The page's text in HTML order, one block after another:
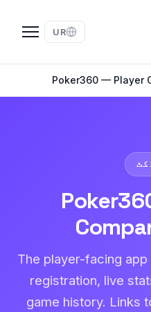
UR
Poker360 — Player
The player-facing
registration, live
game history. Links